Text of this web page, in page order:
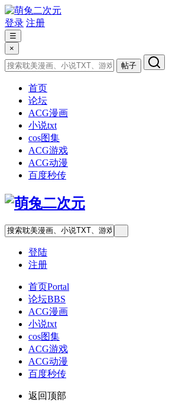
登录 注册
☰
×
帖子
首页
论坛
ACG漫画
小说txt
cos图集
ACG游戏
ACG动漫
百度秒传
登陆
注册
首页Portal
论坛BBS
ACG漫画
小说txt
cos图集
ACG游戏
ACG动漫
百度秒传
返回顶部